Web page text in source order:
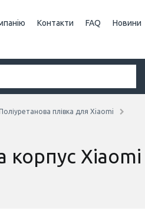
Контакти FAQ Новини
плівка для Xiaomi
корпус